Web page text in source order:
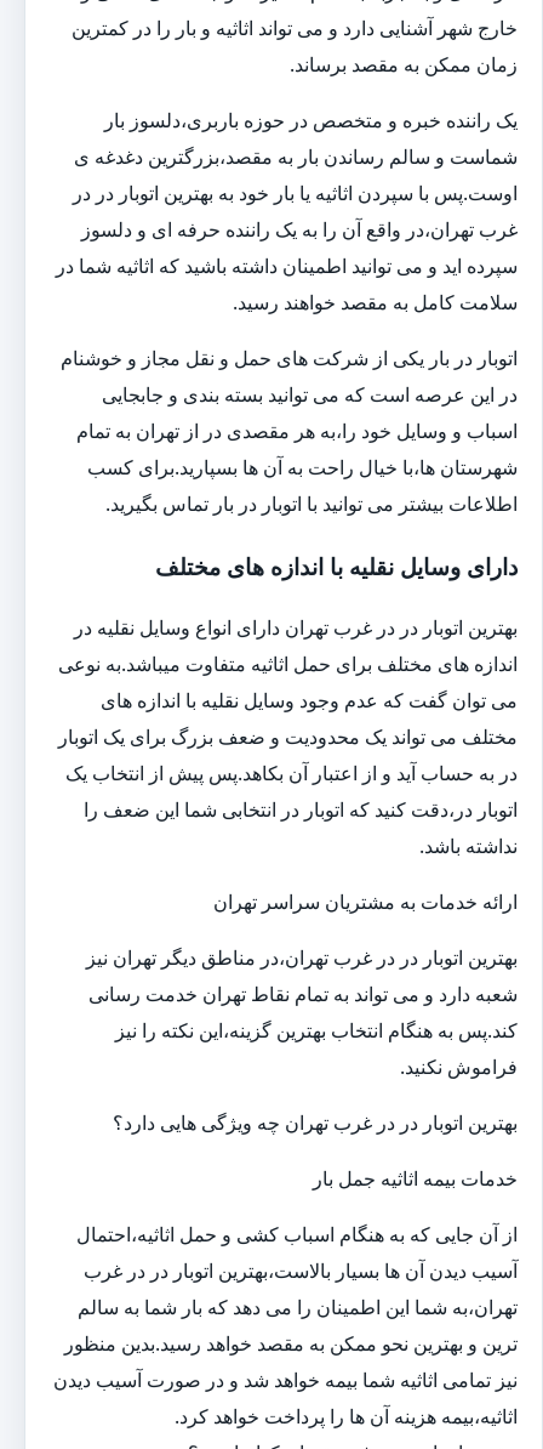
خارج شهر آشنایی دارد و می تواند اثاثیه و بار را در کمترین
زمان ممکن به مقصد برساند.
یک راننده خبره و متخصص در حوزه باربری،دلسوز بار
شماست و سالم رساندن بار به مقصد،بزرگترین دغدغه ی
اوست.پس با سپردن اثاثیه یا بار خود به بهترین اتوبار در در
غرب تهران،در واقع آن را به یک راننده حرفه ای و دلسوز
سپرده اید و می توانید اطمینان داشته باشید که اثاثیه شما در
سلامت کامل به مقصد خواهند رسید.
اتوبار در بار یکی از شرکت های حمل و نقل مجاز و خوشنام
در این عرصه است که می توانید بسته بندی و جابجایی
اسباب و وسایل خود را،به هر مقصدی در از تهران به تمام
شهرستان ها،با خیال راحت به آن ها بسپارید.برای کسب
اطلاعات بیشتر می توانید با اتوبار در بار تماس بگیرید.
دارای وسایل نقلیه با اندازه های مختلف
بهترین اتوبار در در غرب تهران دارای انواع وسایل نقلیه در
اندازه های مختلف برای حمل اثاثیه متفاوت می‎باشد.به نوعی
می توان گفت که عدم وجود وسایل نقلیه با اندازه های
مختلف می تواند یک محدودیت و ضعف بزرگ برای یک اتوبار
در به حساب آید و از اعتبار آن بکاهد.پس پیش از انتخاب یک
اتوبار در،دقت کنید که اتوبار در انتخابی شما این ضعف را
نداشته باشد.
ارائه خدمات به مشتریان سراسر تهران
بهترین اتوبار در در غرب تهران،در مناطق دیگر تهران نیز
شعبه دارد و می تواند به تمام نقاط تهران خدمت رسانی
کند.پس به هنگام انتخاب بهترین گزینه،این نکته را نیز
فراموش نکنید.
بهترین اتوبار در در غرب تهران چه ویژگی هایی دارد؟
خدمات بیمه اثاثیه جمل بار
از آن جایی که به هنگام اسباب کشی و حمل اثاثیه،احتمال
آسیب دیدن آن ها بسیار بالاست،بهترین اتوبار در در غرب
تهران،به شما این اطمینان را می دهد که بار شما به سالم
ترین و بهترین نحو ممکن به مقصد خواهد رسید.بدین منظور
نیز تمامی اثاثیه شما بیمه خواهد شد و در صورت آسیب دیدن
اثاثیه،بیمه هزینه آن ها را پرداخت خواهد کرد.